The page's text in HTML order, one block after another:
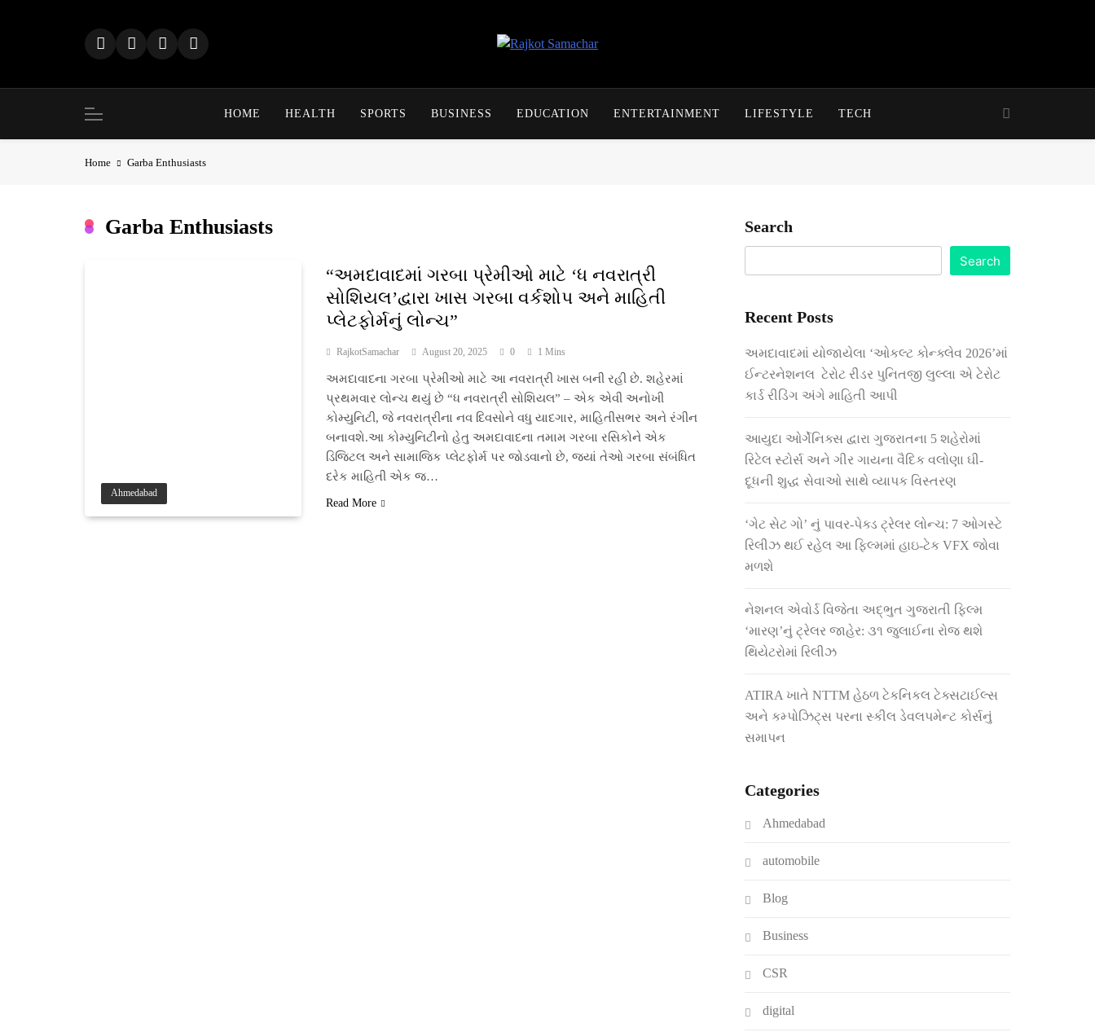
HOME HEALTH SPORTS BUSINESS EDUCATION ENTERTAINMENT LIFESTYLE TECH
Home Garba Enthusiasts
Garba Enthusiasts
Ahmedabad
“અમદાવાદમાં ગરબા પ્રેમીઓ માટે ‘ધ નવરાત્રી
સોશિયલ’દ્વારા ખાસ ગરબા વર્કશોપ અને માહિતી
પ્લેટફોર્મનું લોન્ચ”
RajkotSamachar August 20, 2025 0 1 Mins
અમદાવાદના ગરબા પ્રેમીઓ માટે આ નવરાત્રી ખાસ બની રહી છે. શહેરમાં
પ્રથમવાર લોન્ચ થયું છે “ધ નવરાત્રી સોશિયલ” – એક એવી અનોખી
કોમ્યુનિટી, જે નવરાત્રીના નવ દિવસોને વધુ યાદગાર, માહિતીસભર અને રંગીન
બનાવશે.આ કોમ્યુનિટીનો હેતુ અમદાવાદના તમામ ગરબા રસિકોને એક
ડિજિટલ અને સામાજિક પ્લેટફોર્મ પર જોડવાનો છે, જ્યાં તેઓ ગરબા સંબંધિત
દરેક માહિતી એક જ…
Read More
Search
Search
Recent Posts
અમદાવાદમાં યોજાયેલા ‘ઓકલ્ટ કોન્ક્લેવ 2026’માં
ઈન્ટરનેશનલ ટેરોટ રીડર પુનિતજી લુલ્લા એ ટેરોટ
કાર્ડ રીડિંગ અંગે માહિતી આપી
આયુદા ઓર્ગેનિક્સ દ્વારા ગુજરાતના 5 શહેરોમાં
રિટેલ સ્ટોર્સ અને ગીર ગાયના વૈદિક વલોણા ઘી-
દૂધની શુદ્ધ સેવાઓ સાથે વ્યાપક વિસ્તરણ
‘ગેટ સેટ ગો’ નું પાવર-પેક્ડ ટ્રેલર લોન્ચ: 7 ઓગસ્ટે
રિલીઝ થઈ રહેલ આ ફિલ્મમાં હાઇ-ટેક VFX જોવા
મળશે
નેશનલ એવોર્ડ વિજેતા અદ્ભુત ગુજરાતી ફિલ્મ
‘મારણ’નું ટ્રેલર જાહેર: ૩૧ જુલાઈના રોજ થશે
થિયેટરોમાં રિલીઝ
ATIRA ખાતે NTTM હેઠળ ટેકનિકલ ટેક્સટાઈલ્સ
અને કમ્પોઝિટ્સ પરના સ્કીલ ડેવલપમેન્ટ કોર્સનું
સમાપન
Categories
Ahmedabad
automobile
Blog
Business
CSR
digital